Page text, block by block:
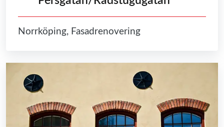
Norrköping, Fasadrenovering